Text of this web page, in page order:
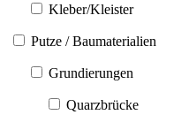
Kleber/Kleister
Putze / Baumaterialien
Grundierungen
Quarzbrücke